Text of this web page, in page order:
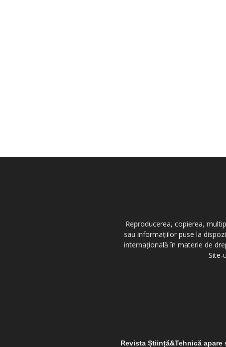
Reproducerea, copierea,
sau informațiilor puse la
internațională în materie de
Site-
Revista Știință&Tehnică